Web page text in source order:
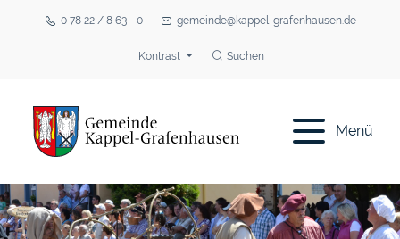
0 78 22 / 8 63 - 0 gemeinde@kappel-grafenhausen.de
Kontrast Suchen
Menü